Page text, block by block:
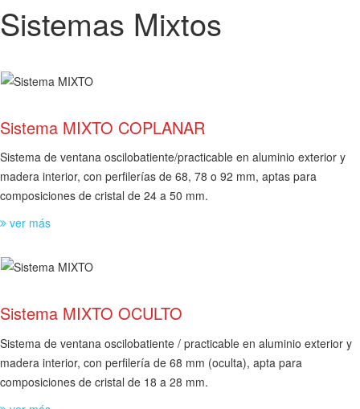
Sistemas Mixtos
Sistema MIXTO COPLANAR
Sistema de ventana oscilobatiente/practicable en aluminio exterior y
madera interior, con perfilerías de 68, 78 o 92 mm, aptas para
composiciones de cristal de 24 a 50 mm.
ver más
Sistema MIXTO OCULTO
Sistema de ventana oscilobatiente / practicable en aluminio exterior y
madera interior, con perfilería de 68 mm (oculta), apta para
composiciones de cristal de 18 a 28 mm.